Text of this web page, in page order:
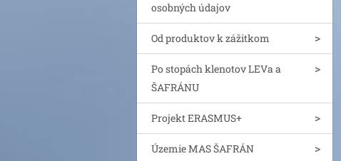
osobných údajov
Od produktov k zážitkom
Po stopách klenotov LEVa a
ŠAFRÁNU
Projekt ERASMUS+
Územie MAS ŠAFRÁN